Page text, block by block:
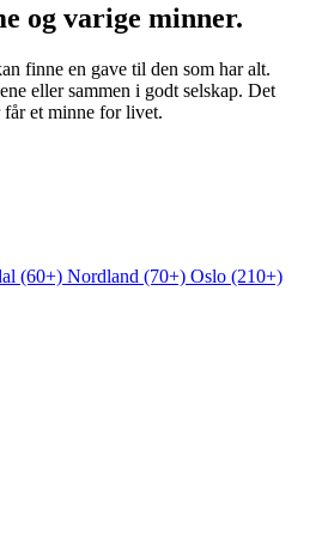
og varige minner.
finne en gave til den som har alt.
eller sammen i godt selskap. Det
får et minne for livet.
(60+) Nordland (70+) Oslo (210+)